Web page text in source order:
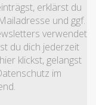
erklärst du
und ggf.
verwendet
du dich jederzeit
klickst, gelangst
im